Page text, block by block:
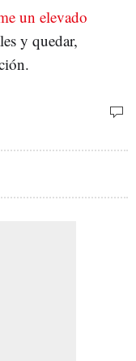
un elevado
y quedar,